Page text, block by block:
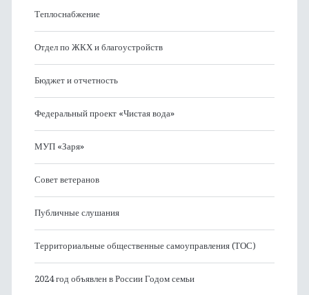
Теплоснабжение
Отдел по ЖКХ и благоустройств
Бюджет и отчетность
Федеральный проект «Чистая вода»
МУП «Заря»
Совет ветеранов
Публичные слушания
Территориальные общественные самоуправления (ТОС)
2024 год объявлен в России Годом семьи